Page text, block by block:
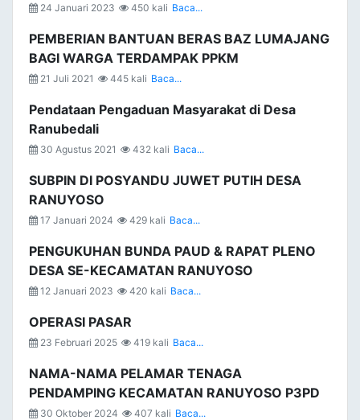
24 Januari 2023 450 kali Baca...
PEMBERIAN BANTUAN BERAS BAZ LUMAJANG
BAGI WARGA TERDAMPAK PPKM
21 Juli 2021 445 kali Baca...
Pendataan Pengaduan Masyarakat di Desa
Ranubedali
30 Agustus 2021 432 kali Baca...
SUBPIN DI POSYANDU JUWET PUTIH DESA
RANUYOSO
17 Januari 2024 429 kali Baca...
PENGUKUHAN BUNDA PAUD & RAPAT PLENO
DESA SE-KECAMATAN RANUYOSO
12 Januari 2023 420 kali Baca...
OPERASI PASAR
23 Februari 2025 419 kali Baca...
NAMA-NAMA PELAMAR TENAGA
PENDAMPING KECAMATAN RANUYOSO P3PD
30 Oktober 2024 407 kali Baca...